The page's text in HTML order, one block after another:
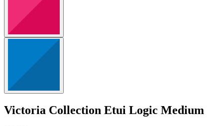
Victoria Collection Etui Logic Medium